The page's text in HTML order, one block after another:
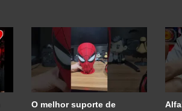
O melhor suporte de